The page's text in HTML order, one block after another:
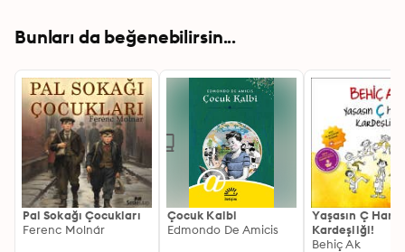
Bunları da beğenebilirsin...
Pal Sokağı Çocukları
Ferenc Molnár
Çocuk Kalbi
Edmondo De Amicis
Yaşasın Ç Harfi
Kardeşliği!
Behiç Ak